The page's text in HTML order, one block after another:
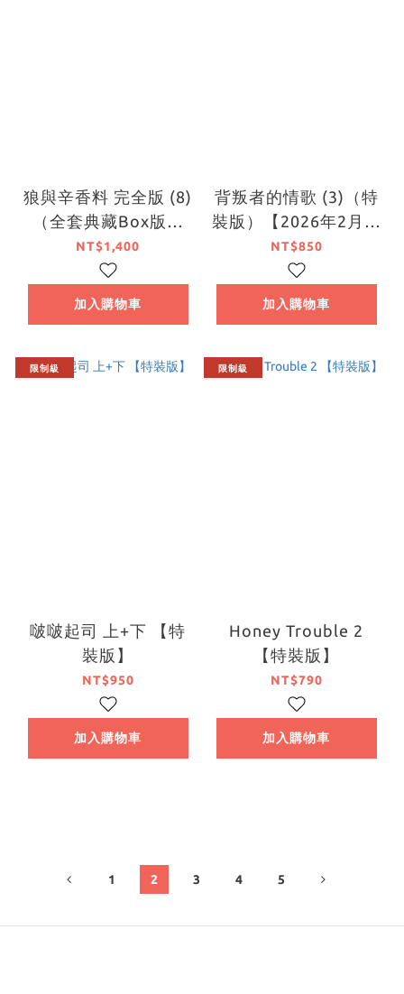
狼與辛香料 完全版 (8)
（全套典藏Box版）
【8月下旬出貨】
NT$1,400
加入購物車
背叛者的情歌 (3)（特
裝版）【2026年2月上
旬出貨】
NT$850
加入購物車
限制級
啵啵起司 上+下 【特
裝版】
NT$950
加入購物車
限制級
Honey Trouble 2
【特裝版】
NT$790
加入購物車
1 2 3 4 5